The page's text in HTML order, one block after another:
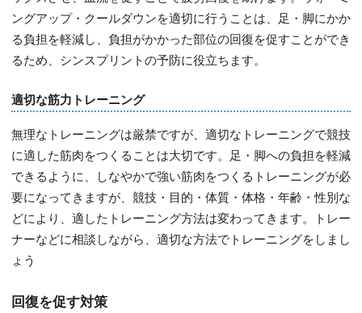
ングアップ・クールダウンを適切に行うことは、足・脚にかか
る負担を軽減し、負担がかかった部位の回復を促すことができ
るため、シンスプリントの予防に役立ちます。
適切な筋力トレーニング
無理なトレーニングは厳禁ですが、適切なトレーニングで競技
に適した筋肉をつくることは大切です。足・脚への負担を軽減
できるように、しなやかで強い筋肉をつくるトレーニングが必
要になってきますが、競技・目的・体質・体格・年齢・性別な
どにより、適したトレーニング方法は変わってきます。トレー
ナーなどに相談しながら、適切な方法でトレーニングをしまし
ょう
回復を促す対策